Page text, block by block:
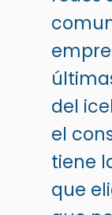
del
el
tiene
que